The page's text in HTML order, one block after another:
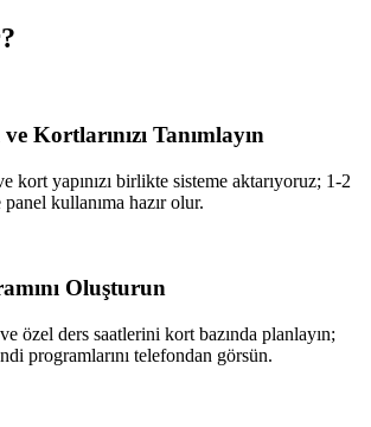
Kortlarınızı Tanımlayın
kort yapınızı birlikte sisteme aktarıyoruz; 1-2
kullanıma hazır olur.
Oluşturun
özel ders saatlerini kort bazında planlayın;
programlarını telefondan görsün.